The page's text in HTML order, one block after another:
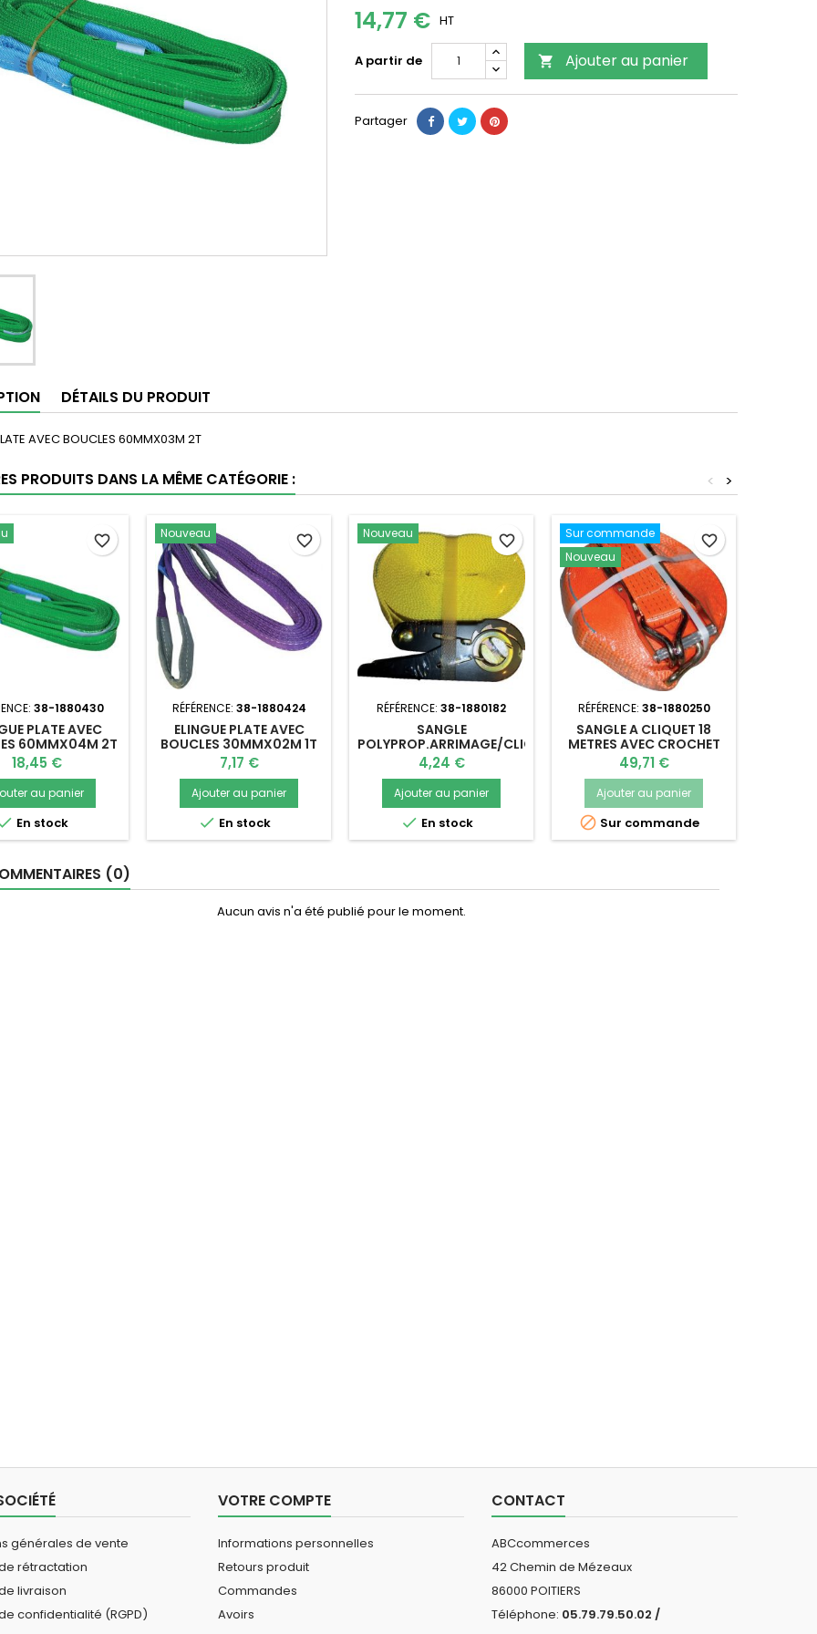
14,77 € HT
A partir de  Ajouter au panier
Partager
DÉTAILS DU PRODUIT
AVEC BOUCLES 60MMX03M 2T
PRODUITS DANS LA MÊME CATÉGORIE : >
<
38-1880430
PLATE AVEC
60MMX04M 2T
Prix
18,45 €
au panier
En stock
favorite_border Nouveau
RÉFÉRENCE: 38-1880424
ELINGUE PLATE AVEC
BOUCLES 30MMX02M 1T
Prix
7,17 €
Ajouter au panier
 En stock
favorite_border Nouveau
RÉFÉRENCE: 38-1880182
SANGLE
POLYPROP.ARRIMAGE/CLIQUET
25MMX5M 1T
Prix
4,24 €
Ajouter au panier
 En stock
favorite_border
Sur commande
Nouveau
RÉFÉRENCE: 38-1880250
SANGLE A CLIQUET 18
METRES AVEC CROCHET
ORANGE 5T
Prix
49,71 €
Ajouter au panier
 Sur commande
favorite_border
(0)
Aucun avis n'a été publié pour le moment.
générales de vente
rétractation
livraison
confidentialité (RGPD)
VOTRE COMPTE
Informations personnelles
Retours produit
Commandes
Avoirs
CONTACT
ABCcommerces
42 Chemin de Mézeaux
86000 POITIERS
Téléphone: 05.79.79.50.02 /